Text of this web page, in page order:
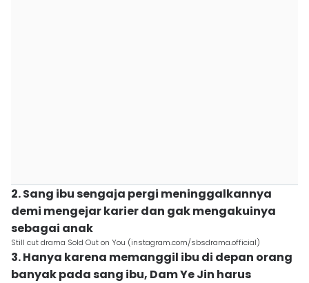
2. Sang ibu sengaja pergi meninggalkannya
demi mengejar karier dan gak mengakuinya
sebagai anak
Still cut drama Sold Out on You (instagram.com/sbsdrama.official)
3. Hanya karena memanggil ibu di depan orang
banyak pada sang ibu, Dam Ye Jin harus